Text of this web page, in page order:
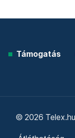
Támogatás
© 2026